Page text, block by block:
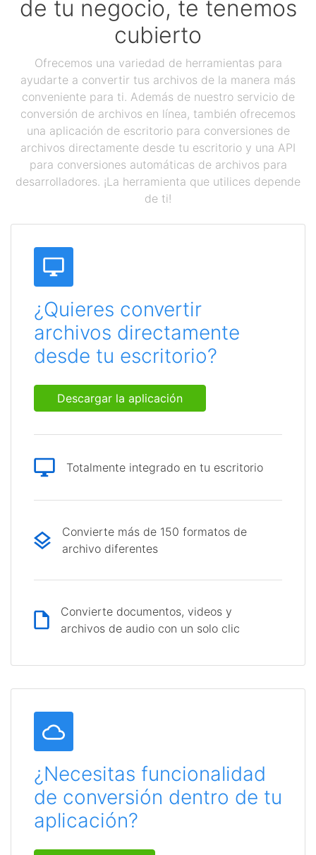
de tu negocio, te tenemos
cubierto
Ofrecemos una variedad de herramientas para
ayudarte a convertir tus archivos de la manera más
conveniente para ti. Además de nuestro servicio de
conversión de archivos en línea, también ofrecemos
una aplicación de escritorio para conversiones de
archivos directamente desde tu escritorio y una API
para conversiones automáticas de archivos para
desarrolladores. ¡La herramienta que utilices depende
de ti!
¿Quieres convertir
archivos directamente
desde tu escritorio?
Descargar la aplicación
Totalmente integrado en tu escritorio
Convierte más de 150 formatos de
archivo diferentes
Convierte documentos, videos y
archivos de audio con un solo clic
¿Necesitas funcionalidad
de conversión dentro de tu
aplicación?